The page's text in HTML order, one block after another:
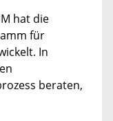
hat die
für
In
beraten,